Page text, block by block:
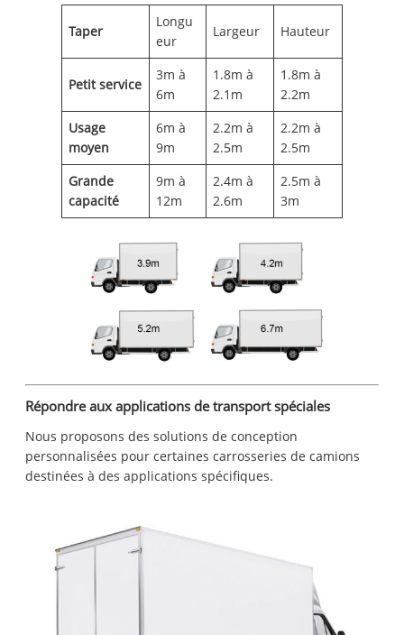
Taper
Longu
eur
Largeur Hauteur
Petit service
3m à
6m
1.8m à
2.1m
1.8m à
2.2m
Usage
moyen
6m à
9m
2.2m à
2.5m
2.2m à
2.5m
Grande
capacité
9m à
12m
2.4m à
2.6m
2.5m à
3m
Répondre aux applications de transport spéciales
Nous proposons des solutions de conception
personnalisées pour certaines carrosseries de camions
destinées à des applications spécifiques.